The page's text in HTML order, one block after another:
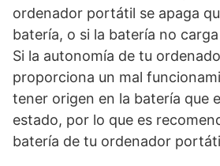
ordenador portátil se apaga
batería, o si la batería no
Si la autonomía de tu
proporciona un mal
tener origen en la batería que
estado, por lo que es
batería de tu ordenador